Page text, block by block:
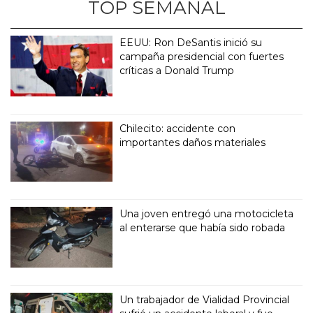
TOP SEMANAL
EEUU: Ron DeSantis inició su
campaña presidencial con fuertes
críticas a Donald Trump
Chilecito: accidente con
importantes daños materiales
Una joven entregó una motocicleta
al enterarse que había sido robada
Un trabajador de Vialidad Provincial